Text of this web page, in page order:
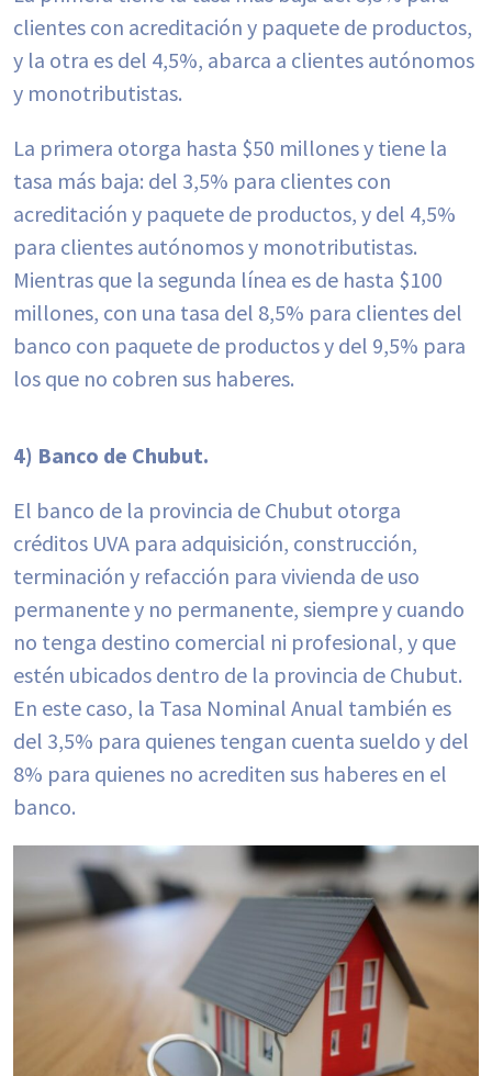
clientes con acreditación y paquete de productos,
y la otra es del 4,5%, abarca a clientes autónomos
y monotributistas.
La primera otorga hasta $50 millones y tiene la
tasa más baja: del 3,5% para clientes con
acreditación y paquete de productos, y del 4,5%
para clientes autónomos y monotributistas.
Mientras que la segunda línea es de hasta $100
millones, con una tasa del 8,5% para clientes del
banco con paquete de productos y del 9,5% para
los que no cobren sus haberes.
4) Banco de Chubut.
El banco de la provincia de Chubut otorga
créditos UVA para adquisición, construcción,
terminación y refacción para vivienda de uso
permanente y no permanente, siempre y cuando
no tenga destino comercial ni profesional, y que
estén ubicados dentro de la provincia de Chubut.
En este caso, la Tasa Nominal Anual también es
del 3,5% para quienes tengan cuenta sueldo y del
8% para quienes no acrediten sus haberes en el
banco.